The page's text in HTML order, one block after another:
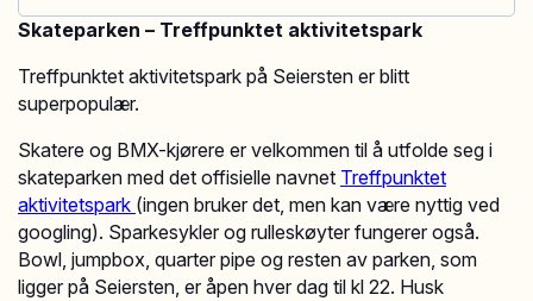
Skateparken – Treffpunktet aktivitetspark
Treffpunktet aktivitetspark på Seiersten er blitt
superpopulær.
Skatere og BMX-kjørere er velkommen til å utfolde seg i
skateparken med det offisielle navnet Treffpunktet
aktivitetspark (ingen bruker det, men kan være nyttig ved
googling). Sparkesykler og rulleskøyter fungerer også.
Bowl, jumpbox, quarter pipe og resten av parken, som
ligger på Seiersten, er åpen hver dag til kl 22. Husk